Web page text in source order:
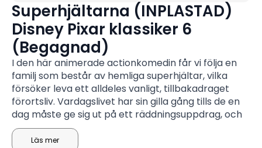
Superhjältarna (INPLASTAD)
Disney Pixar klassiker 6
(Begagnad)
I den här animerade actionkomedin får vi följa en
familj som består av hemliga superhjältar, vilka
försöker leva ett alldeles vanligt, tillbakadraget
förortsliv. Vardagslivet har sin gilla gång tills de en
dag måste ge sig ut på ett räddningsuppdrag, och
det är inte vilket uppdrag som helst - de måste
rädda världen!
Läs mer